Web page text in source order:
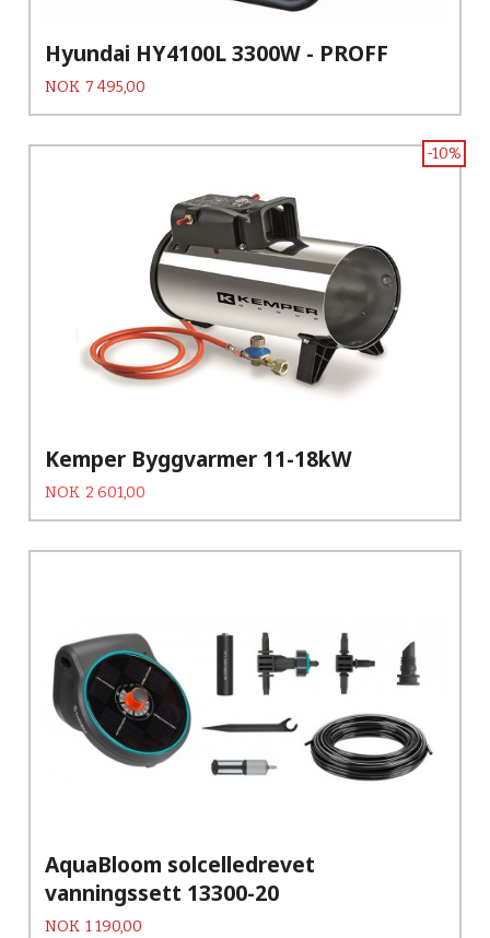
Hyundai HY4100L 3300W - PROFF
Pris
NOK 7 495,00
Kemper Byggvarmer 11-18kW
Tilbud
NOK 2 601,00Rabatt
-10%
AquaBloom solcelledrevet
vanningssett 13300-20
Pris
NOK 1 190,00